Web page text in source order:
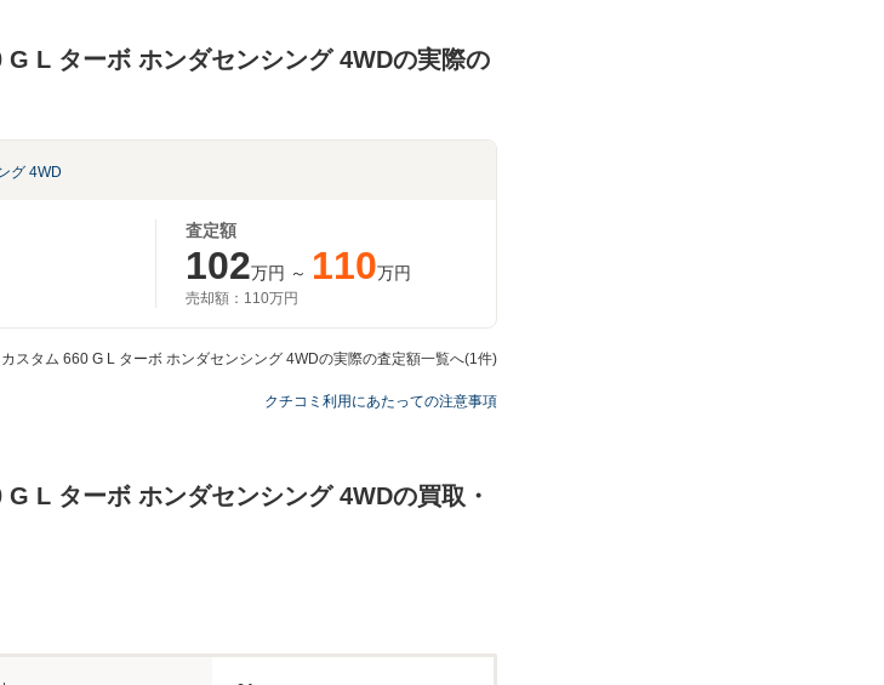
L ターボ ホンダセンシング 4WDの実際の
グ 4WD
査定額
102万円 ～ 110万円
売却額： 110万円
スタム 660 G L ターボ ホンダセンシング 4WDの実際の査定額一覧へ(1件)
クチコミ利用にあたっての注意事項
L ターボ ホンダセンシング 4WDの買取・